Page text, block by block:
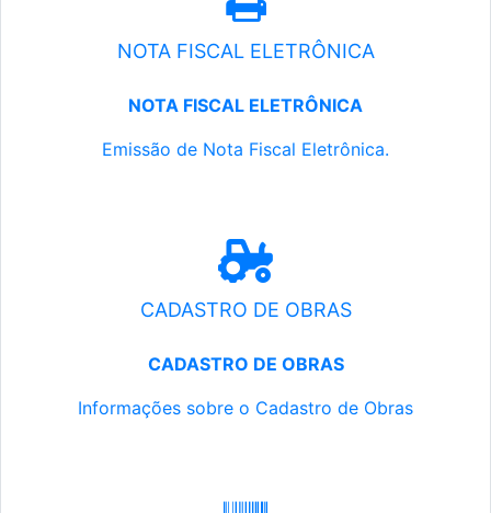
NOTA FISCAL ELETRÔNICA
NOTA FISCAL ELETRÔNICA
Emissão de Nota Fiscal Eletrônica.
CADASTRO DE OBRAS
CADASTRO DE OBRAS
Informações sobre o Cadastro de Obras